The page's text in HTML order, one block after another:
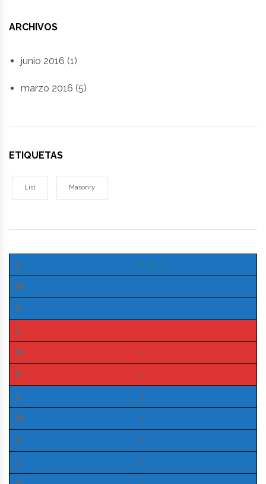
ARCHIVOS
junio 2016 (1)
marzo 2016 (5)
ETIQUETAS
List Masonry
L
« Jun
M
X
L
M
1
X
2
L
3
M
4
X
5
J
6